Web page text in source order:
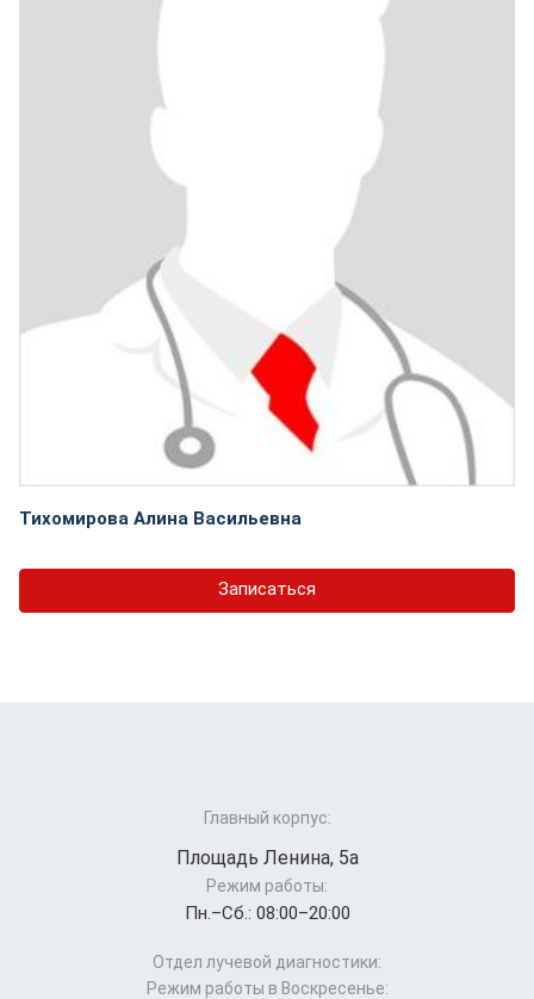
Тихомирова Алина Васильевна
Записаться
Главный корпус:
Площадь Ленина, 5а
Режим работы:
Пн.–Cб.: 08:00–20:00
Отдел лучевой диагностики:
Режим работы в Воскресенье: